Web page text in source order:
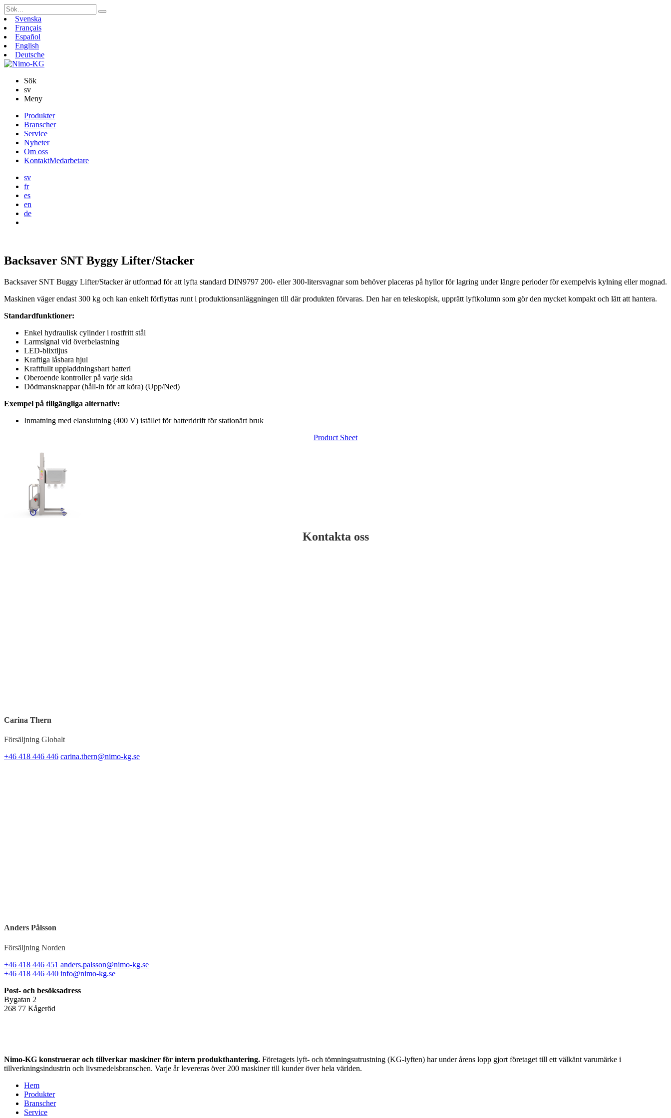
Sök
efter:Svenska
Français
Español
English
Deutsche
Sök
sv
Meny
vidare
innehåll
Produkter
Branscher
Service
Nyheter
Om oss
KontaktMedarbetare
sv
fr
es
en
de
Backsaver SNT Byggy Lifter/Stacker
Backsaver SNT Buggy Lifter/Stacker är utformad för att lyfta standard DIN9797 200- eller 300-litersvagnar som behöver placeras på hyllor för lagring under längre perioder för exempelvis kylning eller mognad.
Maskinen väger endast 300 kg och kan enkelt förflyttas runt i produktionsanläggningen till där produkten förvaras. Den har en teleskopisk, upprätt lyftkolumn som gör den mycket kompakt och lätt att hantera.
Standardfunktioner:
Enkel hydraulisk cylinder i rostfritt stål
Larmsignal vid överbelastning
LED-blixtljus
Kraftiga låsbara hjul
Kraftfullt uppladdningsbart batteri
Oberoende kontroller på varje sida
Dödmansknappar (håll-in för att köra) (Upp/Ned)
Exempel på tillgängliga alternativ:
Inmatning med elanslutning (400 V) istället för batteridrift för stationärt bruk
Product Sheet
Kontakta oss
Carina Thern
Försäljning Globalt
+46 418 446 446 carina.thern@nimo-kg.se
Anders Pålsson
Försäljning Norden
+46 418 446 451 anders.palsson@nimo-kg.se
+46 418 446 440 info@nimo-kg.se
Post- och besöksadress
Bygatan 2
268 77 Kågeröd
Nimo-KG konstruerar och tillverkar maskiner för intern produkthantering. Företagets lyft- och tömningsutrustning (KG-lyften) har under årens lopp gjort företaget till ett välkänt varumärke i
tillverkningsindustrin och livsmedelsbranschen. Varje år levereras över 200 maskiner till kunder över hela världen.
Hem
Produkter
Branscher
Service